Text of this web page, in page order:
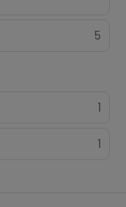
5
1
1